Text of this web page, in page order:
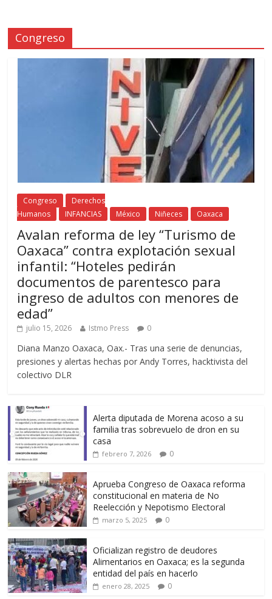
Congreso
Congreso
Derechos
Humanos
INFANCIAS México Niñeces Oaxaca
Avalan reforma de ley “Turismo de
Oaxaca” contra explotación sexual
infantil: “Hoteles pedirán
documentos de parentesco para
ingreso de adultos con menores de
edad”
julio 15, 2026 Istmo Press 0
Diana Manzo Oaxaca, Oax.- Tras una serie de denuncias,
presiones y alertas hechas por Andy Torres, hacktivista del
colectivo DLR
Alerta diputada de Morena acoso a su
familia tras sobrevuelo de dron en su
casa
febrero 7, 2026 0
Aprueba Congreso de Oaxaca reforma
constitucional en materia de No
Reelección y Nepotismo Electoral
marzo 5, 2025 0
Oficializan registro de deudores
Alimentarios en Oaxaca; es la segunda
entidad del país en hacerlo
enero 28, 2025 0